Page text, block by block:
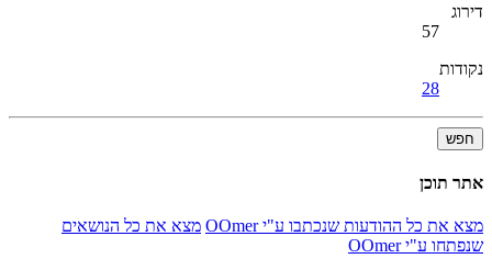
דירוג
57
נקודות
28
חפש
אתר תוכן
מצא את כל ההודעות שנכתבו ע"י OOmer
מצא את כל הנושאים
שנפתחו ע"י OOmer